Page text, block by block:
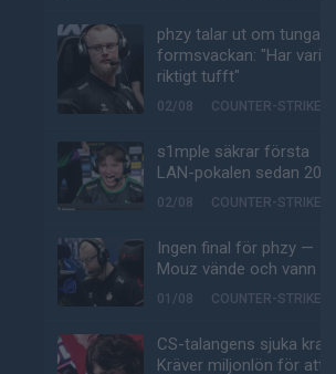
phzy talar ut om tunga
formsvackan: "Har varit
riktigt tufft"
02/08 COUNTER-STRIKE
s1mple säkrar första
LAN-pokalen sedan 2022
02/08 COUNTER-STRIKE
Ingen final för phzy —
Mouz vände och vann
01/08 COUNTER-STRIKE
CS-talangens sjuka krav:
Kräver miljonlön för att